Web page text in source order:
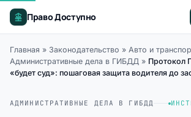
Право Доступно
Главная » Законодательство » Авто и
Административные дела в ГИБДД » Протокол
«будет суд»: пошаговая защита водителя до
АДМИНИСТРАТИВНЫЕ ДЕЛА В ГИБДД